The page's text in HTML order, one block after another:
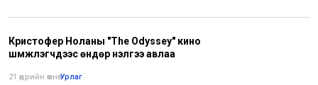
Кристофер Ноланы "The Odyssey" кино
шүүмжлэгчдээс өндөр үнэлгээ авлаа
21 өдрийн өмнө•Урлаг